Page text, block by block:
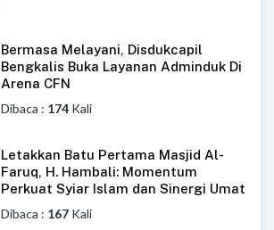
Bermasa Melayani, Disdukcapil
Bengkalis Buka Layanan Adminduk Di
Arena CFN
Dibaca : 174 Kali
Letakkan Batu Pertama Masjid Al-
Faruq, H. Hambali: Momentum
Perkuat Syiar Islam dan Sinergi Umat
Dibaca : 167 Kali